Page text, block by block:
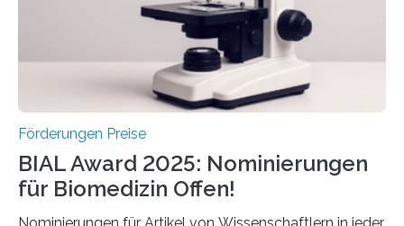
werden soll eine herausragende Doktorarbeit oder eine
hochrangige wissenschaftliche Publikation zum Thema
Förderungen Preise
BIAL Award 2025: Nominierungen
für Biomedizin Offen!
Nominierungen für Artikel von Wissenschaftlern in jeder